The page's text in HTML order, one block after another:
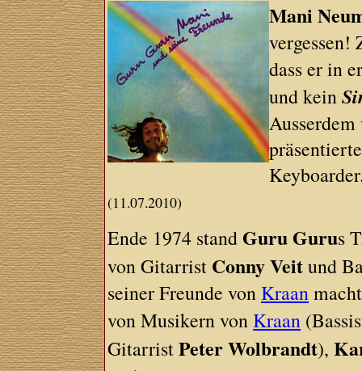
Mani
dass er in
und kein
(11.07.2010)
Ende 1974 stand Guru Gurus
von Gitarrist Conny Veitund
seiner Freunde von Kraan
von Musikern von Kraan
GitarristPeter Wolbrandt),